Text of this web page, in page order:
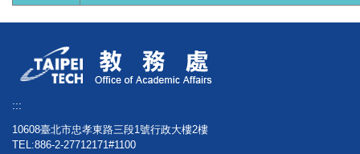
:::
10608臺北市忠孝東路三段1號行政大樓2樓
TEL:886-2-27712171#1100